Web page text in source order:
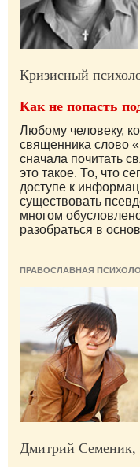
Кризисный
Как не попасть
Любому человеку,
священника слово
сначала почитать
это такое. То, что
доступе к
существовать
многом
разобраться в
ПРАВОСЛАВНАЯ
Дмитрий Семеник,